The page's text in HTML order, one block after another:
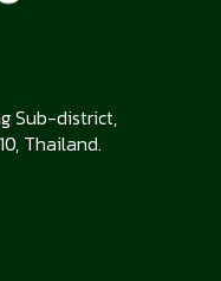
Sub-district,
Thailand.